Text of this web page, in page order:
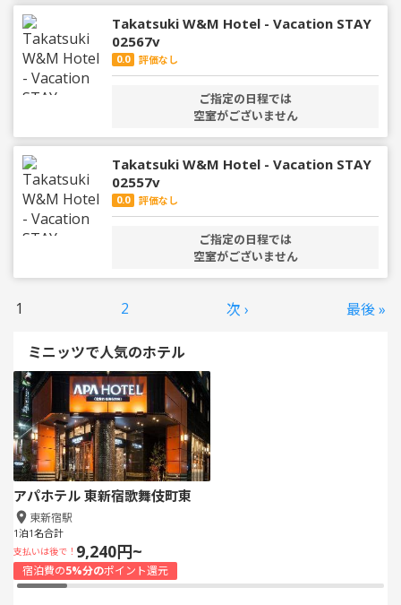
Takatsuki W&M Hotel - Vacation STAY
02567v
0.0 評価なし
ご指定の日程では
空室がございません
Takatsuki W&M Hotel - Vacation STAY
02557v
0.0 評価なし
ご指定の日程では
空室がございません
1 2 次 › 最後 »
ミニッツで人気のホテル
アパホテル 東新宿歌舞伎町東
東新宿駅
1泊1名合計
支払いは後で！ 9,240円~
宿泊費の5%分のポイント還元